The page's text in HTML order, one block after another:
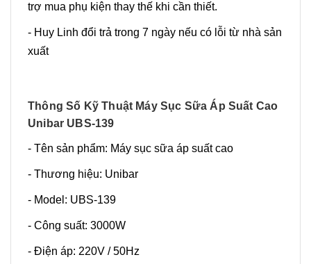
trợ mua phụ kiện thay thế khi cần thiết.
- Huy Linh đổi trả trong 7 ngày nếu có lỗi từ nhà sản
xuất
Thông Số Kỹ Thuật Máy Sục Sữa Áp Suất Cao
Unibar UBS-139
- Tên sản phẩm: Máy sục sữa áp suất cao
- Thương hiệu: Unibar
- Model: UBS-139
- Công suất: 3000W
- Điện áp: 220V / 50Hz